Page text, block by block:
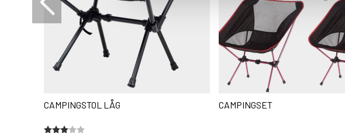
CAMPINGSTOL LÅG
Betyg:
3.0 utav 5 stjärnor
CAMPINGSET